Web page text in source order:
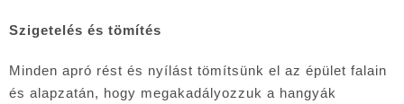
Szigetelés és tömítés
Minden apró rést és nyílást tömítsünk el az épület falain
és alapzatán, hogy megakadályozzuk a hangyák